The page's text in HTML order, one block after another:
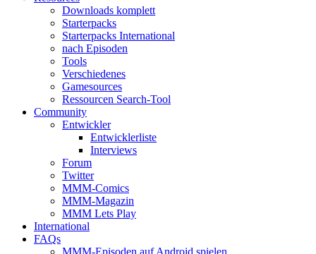
Downloads komplett
Starterpacks
Starterpacks International
nach Episoden
Tools
Verschiedenes
Gamesources
Ressourcen Search-Tool
Community
Entwickler
Entwicklerliste
Interviews
Forum
Twitter
MMM-Comics
MMM-Magazin
MMM Lets Play
International
FAQs
MMM-Episoden auf Android spielen